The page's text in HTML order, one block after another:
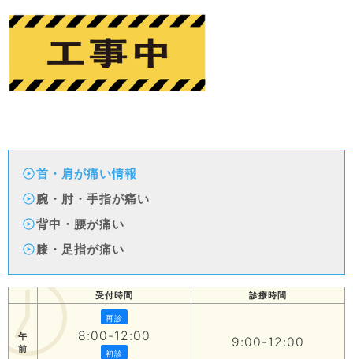
首・肩が痛い情報
腕・肘・手指が痛い
背中・腰が痛い
膝・足指が痛い
受付時間 診療時間
午
前
再診
8:00-12:00
初診
9:00-12:00